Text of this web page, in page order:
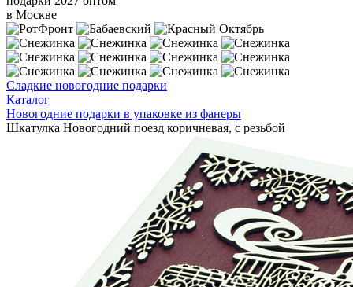
в Москве
Сладкие новогодние подарки
Каталог
Новогодние подарки в упаковке из фанеры
Шкатулка Новогодний поезд коричневая, с резьбой